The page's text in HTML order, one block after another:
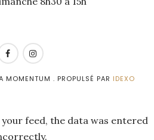
. PROPULSÉ PAR IDEXO
feed, the data was entered